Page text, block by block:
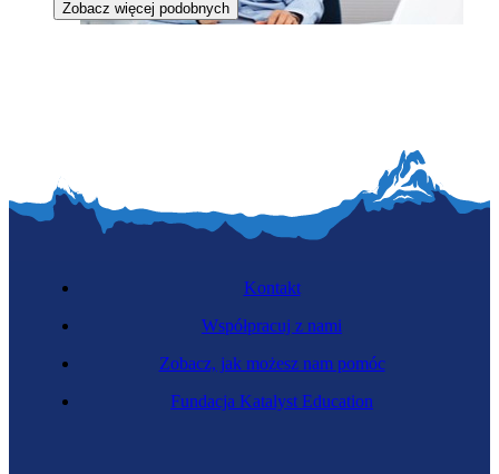
Specjalistka zarządzania ryzykiem
Zobacz więcej podobnych
Kontakt
Współpracuj z nami
Zobacz, jak możesz nam pomóc
Fundacja Katalyst Education